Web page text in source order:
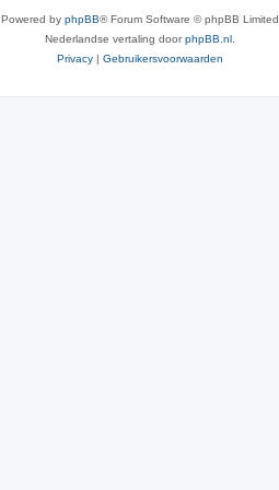
Powered by phpBB® Forum Software © phpBB Limited
Nederlandse vertaling doorphpBB.nl
Privacy | Gebruikersvoorwaarden